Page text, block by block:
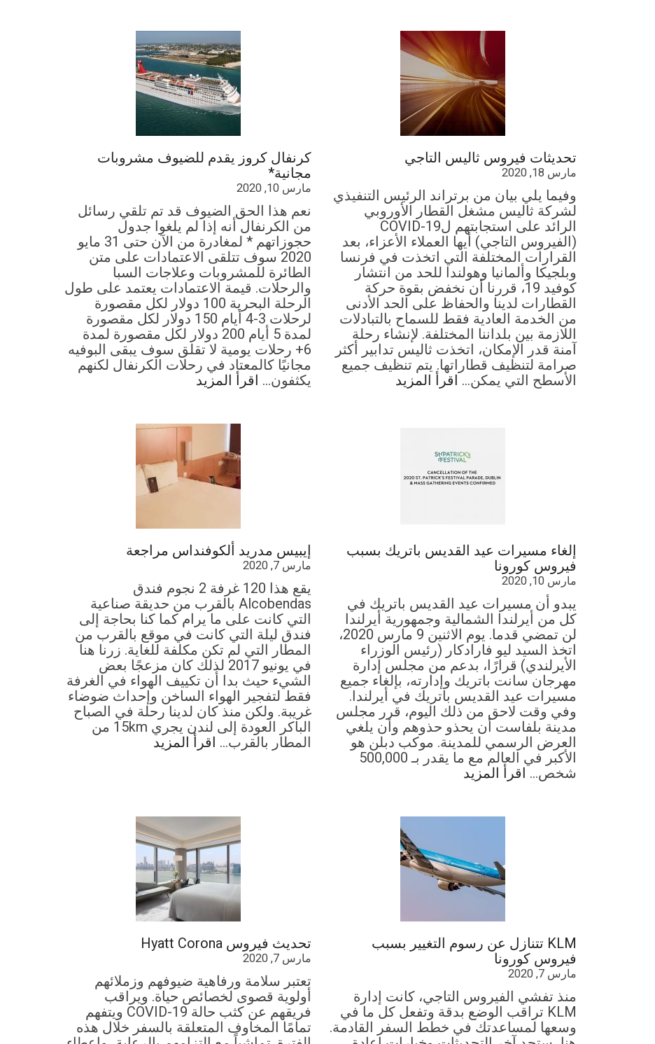
تحديثات فيروس ثاليس التاجي
مارس 18, 2020
وفيما يلي بيان من برتراند الرئيس التنفيذي
لشركة ثاليس مشغل القطار الأوروبي
الرائد على استجابتهم لCOVID-19
(الفيروس التاجي) أيها العملاء الأعزاء، بعد
القرارات المختلفة التي اتخذت في فرنسا
وبلجيكا وألمانيا وهولندا للحد من انتشار
كوفيد 19، قررنا أن نخفض بقوة حركة
القطارات لدينا والحفاظ على الحد الأدنى
من الخدمة العادية فقط للسماح بالتبادلات
اللازمة بين بلداننا المختلفة. لإنشاء رحلة
آمنة قدر الإمكان، اتخذت ثاليس تدابير أكثر
صرامة لتنظيف قطاراتها. يتم تنظيف جميع
الأسطح التي يمكن… اقرأ المزيد
كرنفال كروز يقدم للضيوف مشروبات
مجانية*
مارس 10, 2020
نعم هذا الحق الضيوف قد تم تلقي رسائل
من الكرنفال أنه إذا لم يلغوا جدول
حجوزاتهم * لمغادرة من الآن حتى 31 مايو
2020 سوف تتلقى الاعتمادات على متن
الطائرة للمشروبات وعلاجات السبا
والرحلات. قيمة الاعتمادات يعتمد على طول
الرحلة البحرية 100 دولار لكل مقصورة
لرحلات 3-4 أيام 150 دولار لكل مقصورة
لمدة 5 أيام 200 دولار لكل مقصورة لمدة
6+ رحلات يومية لا تقلق سوف يبقى البوفيه
مجانيًا كالمعتاد في رحلات الكرنفال لكنهم
يكثفون… اقرأ المزيد
إلغاء مسيرات عيد القديس باتريك بسبب
فيروس كورونا
مارس 10, 2020
يبدو أن مسيرات عيد القديس باتريك في
كل من أيرلندا الشمالية وجمهورية أيرلندا
لن تمضي قدما. يوم الاثنين 9 مارس 2020،
اتخذ السيد ليو فارادكار (رئيس الوزراء
الأيرلندي) قرارًا، بدعم من مجلس إدارة
مهرجان سانت باتريك وإدارته، بإلغاء جميع
مسيرات عيد القديس باتريك في أيرلندا.
وفي وقت لاحق من ذلك اليوم، قرر مجلس
مدينة بلفاست أن يحذو حذوهم وأن يلغي
العرض الرسمي للمدينة. موكب دبلن هو
الأكبر في العالم مع ما يقدر بـ 500,000
شخص… اقرأ المزيد
إيبيس مدريد ألكوفنداس مراجعة
مارس 7, 2020
يقع هذا 120 غرفة 2 نجوم فندق
Alcobendas بالقرب من حديقة صناعية
التي كانت على ما يرام كما كنا بحاجة إلى
فندق ليلة التي كانت في موقع بالقرب من
المطار التي لم تكن مكلفة للغاية. زرنا هنا
في يونيو 2017 لذلك كان مزعجًا بعض
الشيء حيث بدا أن تكييف الهواء في الغرفة
فقط لتفجير الهواء الساخن وإحداث ضوضاء
غريبة. ولكن منذ كان لدينا رحلة في الصباح
الباكر العودة إلى لندن يجري 15km من
المطار بالقرب… اقرأ المزيد
KLM تتنازل عن رسوم التغيير بسبب
فيروس كورونا
مارس 7, 2020
منذ تفشي الفيروس التاجي، كانت إدارة
KLM تراقب الوضع بدقة وتفعل كل ما في
وسعها لمساعدتك في خطط السفر القادمة.
تحديث فيروس Hyatt Corona
مارس 7, 2020
تعتبر سلامة ورفاهية ضيوفهم وزملائهم
أولوية قصوى لخصائص حياة. ويراقب
فريقهم عن كثب حالة COVID-19 ويتفهم
تمامًا المخاوف المتعلقة بالسفر خلال هذه